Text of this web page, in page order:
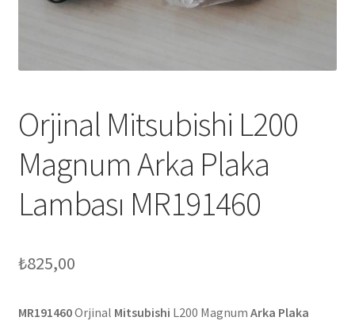
Orjinal Mitsubishi L200
Magnum Arka Plaka
Lambası MR191460
₺825,00
MR191460Orjinal Mitsubishi L200 Magnum Arka Plaka